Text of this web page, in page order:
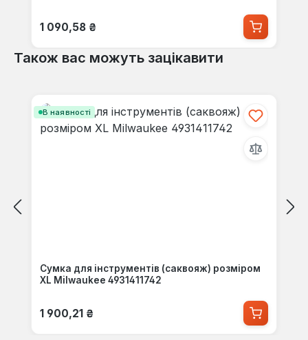
Звичайна ціна:
1 090,58 ₴
Також вас можуть зацікавити
В наявності
Сумка для інструментів (саквояж) розміром
XL Milwaukee 4931411742
Звичайна ціна:
1 900,21 ₴